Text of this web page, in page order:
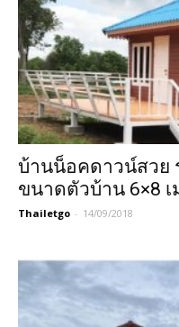
บ้านน็อคดาวน์สวย
ขนาดตัวบ้าน 6×8 เ
Thailetgo - 14/09/2018